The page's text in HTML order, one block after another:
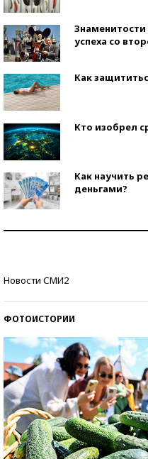
успеха со
Как
Кто изобрел
Как научить
деньгами?
Новости СМИ2
ФОТОИСТОРИИ